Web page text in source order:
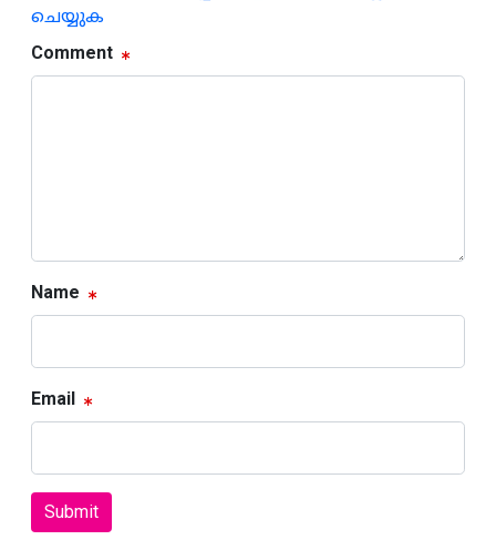
ചെയ്യുക
Comment
Name
Email
Submit